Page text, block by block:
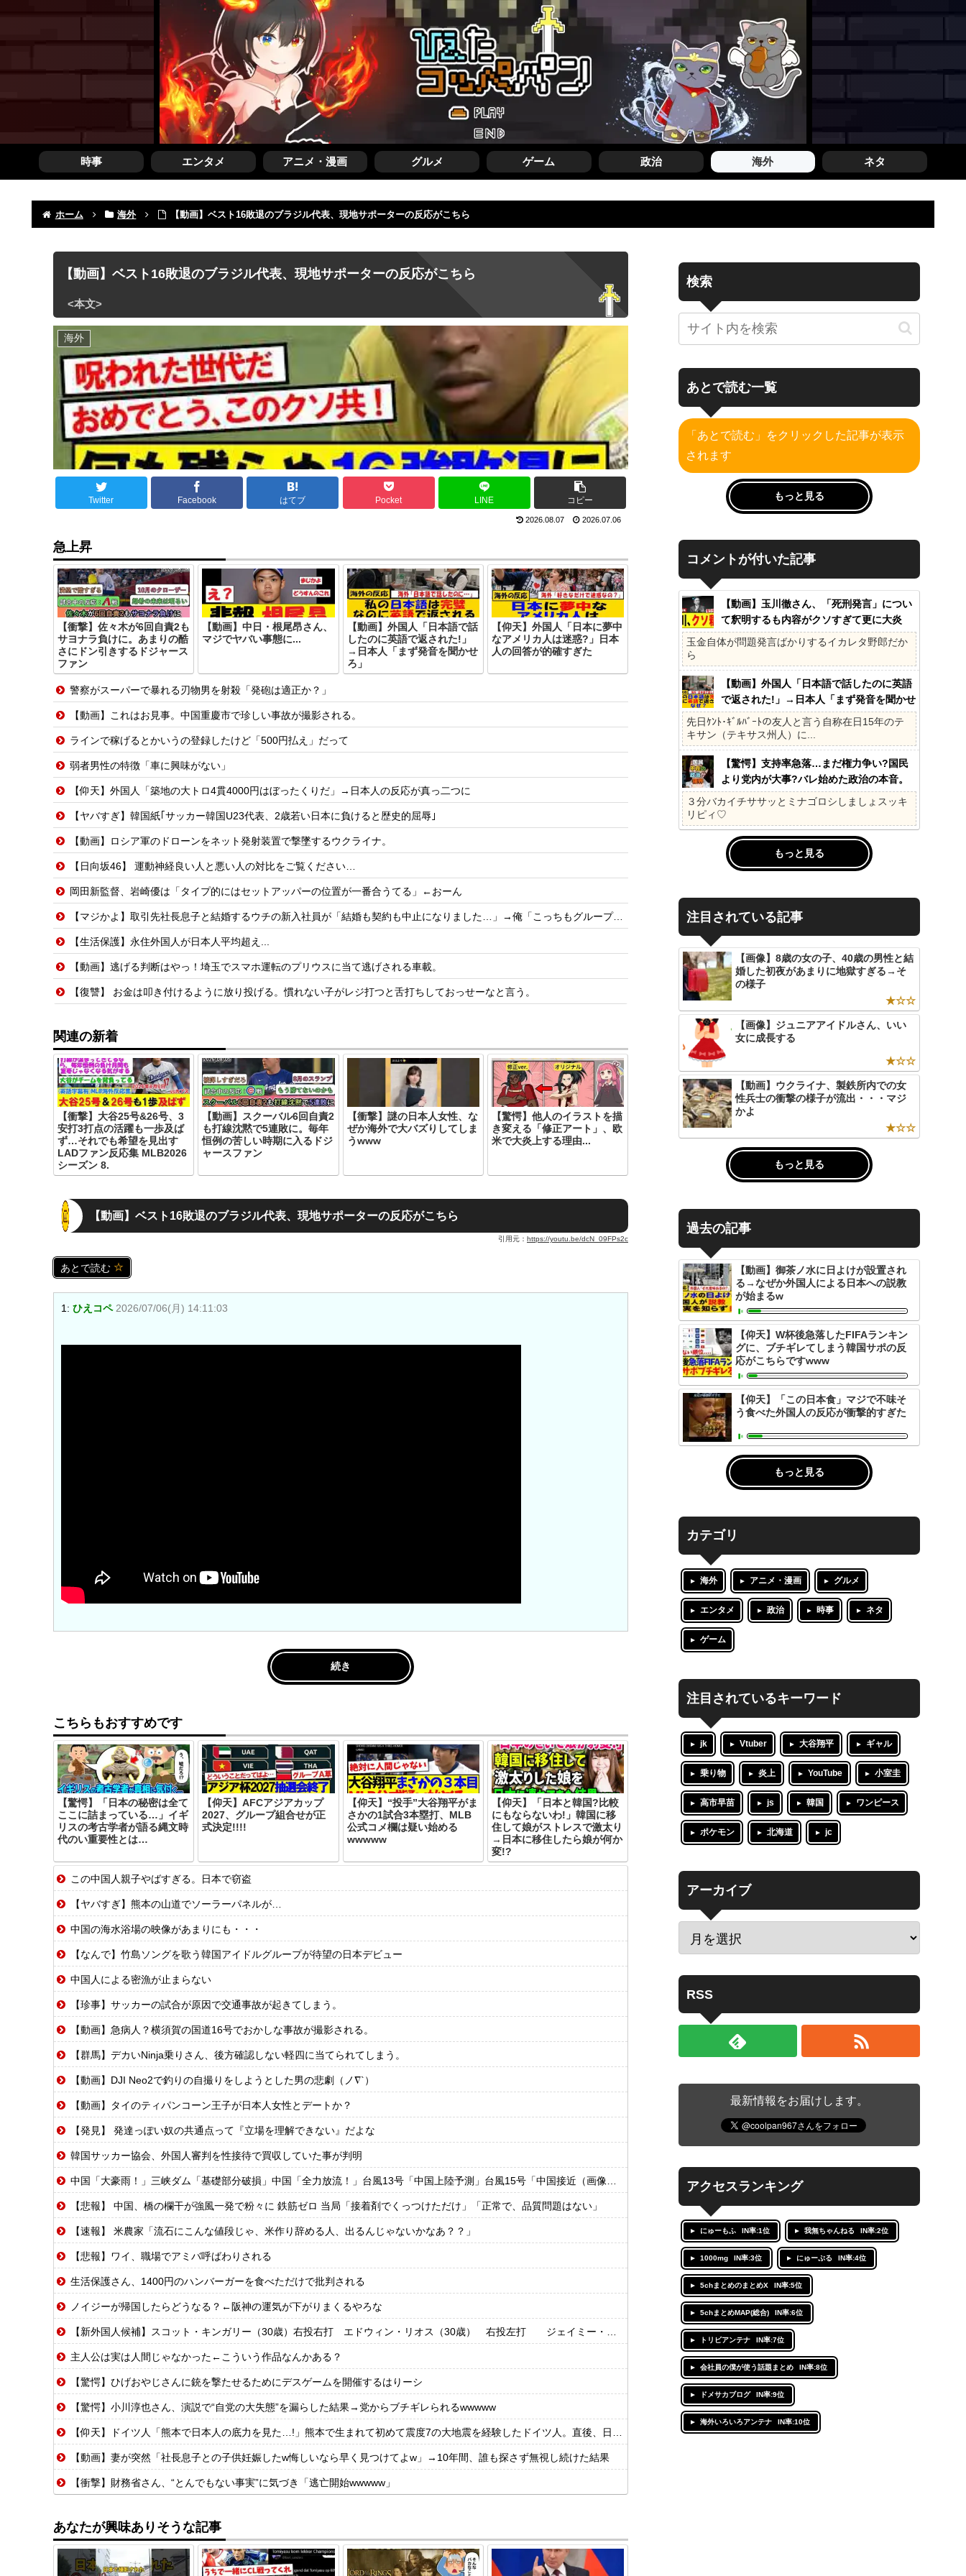
時事 エンタメ アニメ・漫画 グルメ ゲーム 政治 海外 ネタ
ホーム 海外 【動画】ベスト16敗退のブラジル代表、現地サポーターの反応がこちら
【動画】ベスト16敗退のブラジル代表、現地サポーターの反応がこちら
海外
Twitter Facebook はてブ Pocket LINE コピー
2026.08.07 2026.07.06
急上昇
【衝撃】佐々木が6回自責2も
サヨナラ負けに。あまりの酷
さにドン引きするドジャース
ファン
【動画】中日・根尾昂さん、
マジでヤバい事態に...
【動画】外国人「日本語で話
したのに英語で返された!」
→日本人「まず発音を聞かせ
ろ」
【仰天】外国人「日本に夢中
なアメリカ人は迷惑?」日本
人の回答が的確すぎた
警察がスーパーで暴れる刃物男を射殺「発砲は適正か？」
【動画】これはお見事。中国重慶市で珍しい事故が撮影される。
ラインで稼げるとかいうの登録したけど「500円払え」だって
弱者男性の特徴「車に興味がない」
【仰天】外国人「築地の大トロ4貫4000円はぼったくりだ」→日本人の反応が真っ二つに
【ヤバすぎ】韓国紙｢サッカー韓国U23代表、2歳若い日本に負けると歴史的屈辱｣
【動画】ロシア軍のドローンをネット発射装置で撃墜するウクライナ。
【日向坂46】 運動神経良い人と悪い人の対比をご覧ください…
岡田新監督、岩崎優は「タイプ的にはセットアッパーの位置が一番合うてる」←おーん
【マジかよ】取引先社長息子と結婚するウチの新入社員が「結婚も契約も中止になりました…」→俺「こっちもグループ全社の取引中止しよう」
【生活保護】永住外国人が日本人平均超え...
【動画】逃げる判断はやっ！埼玉でスマホ運転のプリウスに当て逃げされる車載。
【復讐】 お金は叩き付けるように放り投げる。慣れない子がレジ打つと舌打ちしておっせーなと言う。
関連の新着
【衝撃】大谷25号&26号、3
安打3打点の活躍も一歩及ば
ず…それでも希望を見出す
LADファン反応集 MLB2026
シーズン 8.
【動画】スクーバル6回自責2
も打線沈黙で5連敗に。毎年
恒例の苦しい時期に入るドジ
ャースファン
【衝撃】謎の日本人女性、な
ぜか海外で大バズりしてしま
うwww
【驚愕】他人のイラストを描
き変える「修正アート」、欧
米で大炎上する理由...
【動画】ベスト16敗退のブラジル代表、現地サポーターの反応がこちら
引用元： https://youtu.be/dcN_09FPs2c
あとで読む
1: ひえコペ 2026/07/06(月) 14:11:03
続き
こちらもおすすめです
【驚愕】「日本の秘密は全て
ここに詰まっている…」イギ
リスの考古学者が語る縄文時
代のい重要性とは…
【仰天】AFCアジアカップ
2027、グループ組合せが正
式決定!!!!
【仰天】“投手”大谷翔平がま
さかの1試合3本塁打、MLB
公式コメ欄は疑い始める
wwwww
【仰天】「日本と韓国?比較
にもならないわ!」韓国に移
住して娘がストレスで激太り
→日本に移住したら娘が何か
変!?
この中国人親子やばすぎる。日本で窃盗
【ヤバすぎ】熊本の山道でソーラーパネルが…
中国の海水浴場の映像があまりにも・・・
【なんで】竹島ソングを歌う韓国アイドルグループが待望の日本デビュー
中国人による密漁が止まらない
【珍事】サッカーの試合が原因で交通事故が起きてしまう。
【動画】急病人？横須賀の国道16号でおかしな事故が撮影される。
【群馬】デカいNinja乗りさん、後方確認しない軽四に当てられてしまう。
【動画】DJI Neo2で釣りの自撮りをしようとした男の悲劇（ノ∇`）
【動画】タイのティパンコーン王子が日本人女性とデートか？
【発見】 発達っぽい奴の共通点って『立場を理解できない』だよな
韓国サッカー協会、外国人審判を性接待で買収していた事が判明
中国「大豪雨！」三峡ダム「基礎部分破損」中国「全力放流！」台風13号「中国上陸予測」台風15号「中国接近（画像」中国「台風同時上陸！（穀物生産が壊滅危機」→
【悲報】 中国、橋の欄干が強風一発で粉々に 鉄筋ゼロ 当局「接着剤でくっつけただけ」「正常で、品質問題はない」
【速報】 米農家「流石にこんな値段じゃ、米作り辞める人、出るんじゃないかなあ？？」
【悲報】ワイ、職場でアミバ呼ばわりされる
生活保護さん、1400円のハンバーガーを食べただけで批判される
ノイジーが帰国したらどうなる？←阪神の運気が下がりまくるやろな
【新外国人候補】スコット・キンガリー（30歳）右投右打 エドウィン・リオス（30歳） 右投左打 ジェイミー・ウェストブルック（29歳） 右投右打
主人公は実は人間じゃなかった←こういう作品なんかある？
【驚愕】ひげおやじさんに銃を撃たせるためにデスゲームを開催するはりーシ
【驚愕】小川淳也さん、演説で“自党の大失態”を漏らした結果→党からブチギレられるwwwww
【仰天】ドイツ人「熊本で日本人の底力を見た…!」熊本で生まれて初めて震度7の大地震を経験したドイツ人。直後、日本人たちの行動に衝撃を受けてしまう…
【動画】妻が突然「社長息子との子供妊娠したw悔しいなら早く見つけてよw」→10年間、誰も探さず無視し続けた結果
【衝撃】財務省さん、“とんでもない事実”に気づき「逃亡開始wwwww」
あなたが興味ありそうな記事
検索
あとで読む一覧
「あとで読む」をクリックした記事が表示
されます
もっと見る
コメントが付いた記事
【動画】玉川徹さん、「死刑発言」につい
て釈明するも内容がクソすぎて更に大炎
上……
玉金自体が問題発言ばかりするイカレタ野郎だか
ら
【動画】外国人「日本語で話したのに英語
で返された!」→日本人「まず発音を聞かせ
ろ」
先日ｹﾝﾄ･ｷﾞﾙﾊﾞｰﾄの友人と言う自称在日15年のテ
キサン（テキサス州人）に...
【驚愕】支持率急落…まだ権力争い?国民
より党内が大事?バレ始めた政治の本音。
41%の衝撃、その理由。選挙しか見てない
の?国民不在の政治が限界!
３分バカイチササッとミナゴロシしましょスッキ
リピィ♡
もっと見る
注目されている記事
【画像】8歳の女の子、40歳の男性と結
婚した初夜があまりに地獄すぎる→そ
の様子
★☆☆
【画像】ジュニアアイドルさん、いい
女に成長する
★☆☆
【動画】ウクライナ、製鉄所内での女
性兵士の衝撃の様子が流出・・・マジ
かよ
★☆☆
もっと見る
過去の記事
【動画】御茶ノ水に日よけが設置され
る→なぜか外国人による日本への説教
が始まるw
【仰天】W杯後急落したFIFAランキン
グに、ブチギレてしまう韓国サポの反
応がこちらですwww
【仰天】「この日本食」マジで不味そ
う食べた外国人の反応が衝撃的すぎた
もっと見る
カテゴリ
海外 アニメ・漫画 グルメ
エンタメ 政治 時事 ネタ
ゲーム
注目されているキーワード
jk Vtuber 大谷翔平 ギャル
乗り物 炎上 YouTube 小室圭
高市早苗 js 韓国 ワンピース
ポケモン 北海道 jc
アーカイブ
RSS
最新情報をお届けします。
アクセスランキング
にゅーもふ IN率:1位 我無ちゃんねる IN率:2位
1000mg IN率:3位 にゅーぷる IN率:4位
5chまとめのまとめX IN率:5位
5chまとめMAP(総合) IN率:6位
トリビアンテナ IN率:7位
会社員の僕が使う話題まとめ IN率:8位
ドメサカブログ IN率:9位
海外いろいろアンテナ IN率:10位